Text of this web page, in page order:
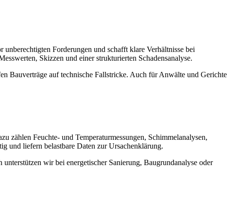
Forderungen und schafft klare Verhältnisse bei
Skizzen und einer strukturierten Schadensanalyse.
Bauverträge auf technische Fallstricke. Auch für Anwälte und Gerichte
zählen Feuchte- und Temperaturmessungen, Schimmelanalysen,
und liefern belastbare Daten zur Ursachenklärung.
wir bei energetischer Sanierung, Baugrundanalyse oder